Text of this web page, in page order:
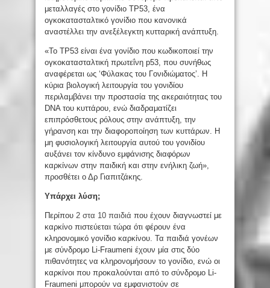
μεταλλαγές στο γονίδιο TP53, ένα
ογκοκατασταλτικό γονίδιο που κανονικά
αναστέλλει την ανεξέλεγκτη κυτταρική ανάπτυξη.
«Το TP53 είναι ένα γονίδιο που κωδικοποιεί την
ογκοκατασταλτική πρωτεΐνη p53, που συνήθως
αναφέρεται ως ‘Φύλακας του Γονιδιώματος’. Η
κύρια βιολογική λειτουργία του γονιδίου
περιλαμβάνει την προστασία της ακεραιότητας του
DNA του κυττάρου, ενώ διαδραματίζει
επιπρόσθετους ρόλους στην ανάπτυξη, την
γήρανση και την διαφοροποίηση των κυττάρων. Η
μη φυσιολογική λειτουργία αυτού του γονιδίου
αυξάνει τον κίνδυνο εμφάνισης διαφόρων
καρκίνων στην παιδική και στην ενήλικη ζωή»,
προσθέτει ο Δρ Γιαπιτζάκης.
Υπάρχει λύση;
Περίπου 2 στα 10 παιδιά που έχουν διαγνωστεί με
καρκίνο πιστεύεται τώρα ότι φέρουν ένα
κληρονομικό γονίδιο καρκίνου. Τα παιδιά γονέων
με σύνδρομο Li-Fraumeni έχουν μία στις δύο
πιθανότητες να κληρονομήσουν το γονίδιο, ενώ οι
καρκίνοι που προκαλούνται από το σύνδρομο Li-
Fraumeni μπορούν να εμφανιστούν σε